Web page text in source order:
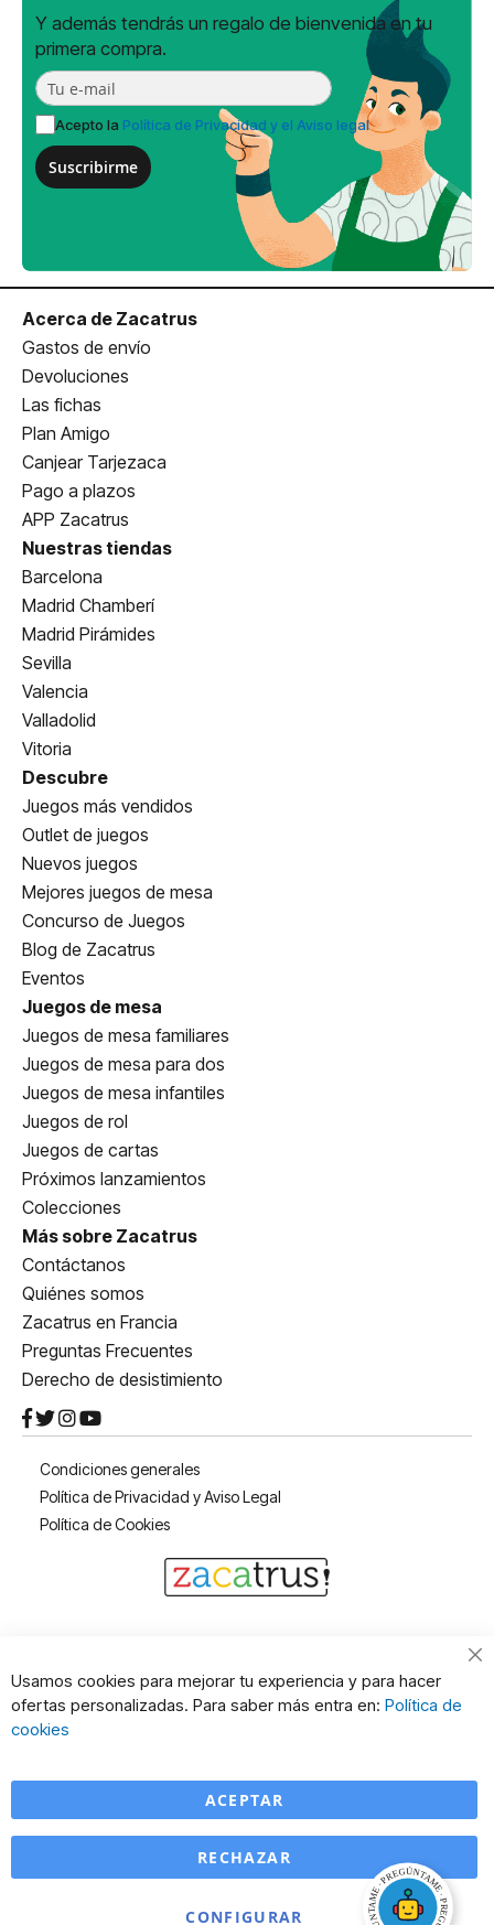
Y además tendrás un regalo de bienvenida en tu
primera compra.
Acepto la Política de Privacidad y el Aviso legal
Suscribirme
Acerca de Zacatrus
Gastos de envío
Devoluciones
Las fichas
Plan Amigo
Canjear Tarjezaca
Pago a plazos
APP Zacatrus
Nuestras tiendas
Barcelona
Madrid Chamberí
Madrid Pirámides
Sevilla
Valencia
Valladolid
Vitoria
Descubre
Juegos más vendidos
Outlet de juegos
Nuevos juegos
Mejores juegos de mesa
Concurso de Juegos
Blog de Zacatrus
Eventos
Juegos de mesa
Juegos de mesa familiares
Juegos de mesa para dos
Juegos de mesa infantiles
Juegos de rol
Juegos de cartas
Próximos lanzamientos
Colecciones
Más sobre Zacatrus
Contáctanos
Quiénes somos
Zacatrus en Francia
Preguntas Frecuentes
Derecho de desistimiento
Condiciones generales
Política de Privacidad y Aviso Legal
Política de Cookies
Usamos cookies para mejorar tu experiencia y para hacer
ofertas personalizadas. Para saber más entra en: Política de
cookies
ACEPTAR
CONFIGURAR
RECHAZAR